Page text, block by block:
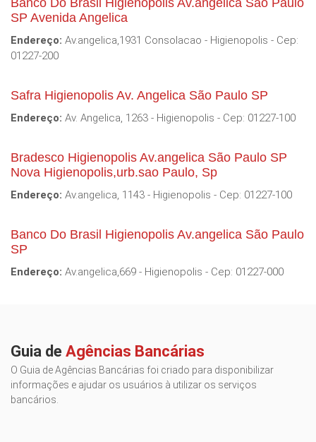
Banco Do Brasil Higienopolis Av.angelica São Paulo
SP Avenida Angelica
Endereço: Av.angelica,1931 Consolacao - Higienopolis - Cep:
01227-200
Safra Higienopolis Av. Angelica São Paulo SP
Endereço: Av. Angelica, 1263 - Higienopolis - Cep: 01227-100
Bradesco Higienopolis Av.angelica São Paulo SP
Nova Higienopolis,urb.sao Paulo, Sp
Endereço: Av.angelica, 1143 - Higienopolis - Cep: 01227-100
Banco Do Brasil Higienopolis Av.angelica São Paulo
SP
Endereço: Av.angelica,669 - Higienopolis - Cep: 01227-000
Guia de Agências Bancárias
O Guia de Agências Bancárias foi criado para disponibilizar
informações e ajudar os usuários à utilizar os serviços
bancários.